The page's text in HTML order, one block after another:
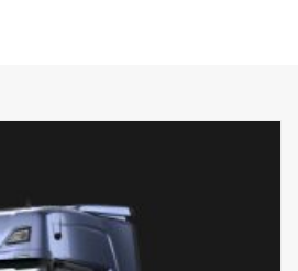
obtener la mejor separación, se
con un saliente de 0 mm, pero
salientes de paragolpes de 40 mm.